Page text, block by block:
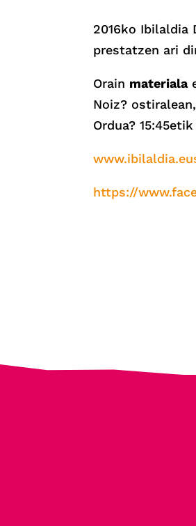
2016ko Ibilaldia
prestatzen ari
Orain materiala
Noiz?
Ordua?
https://